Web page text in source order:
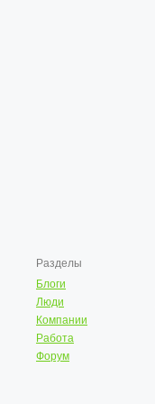
Разделы
Блоги
Люди
Компании
Работа
Форум